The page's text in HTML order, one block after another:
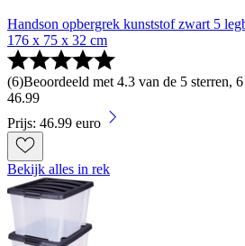
Handson opbergrek kunststof zwart 5
176 x 75 x 32 cm
(6)Beoordeeld met 4.3 van de 5 sterren,
46.99
Prijs: 46.99 euro
Bekijk alles in rek